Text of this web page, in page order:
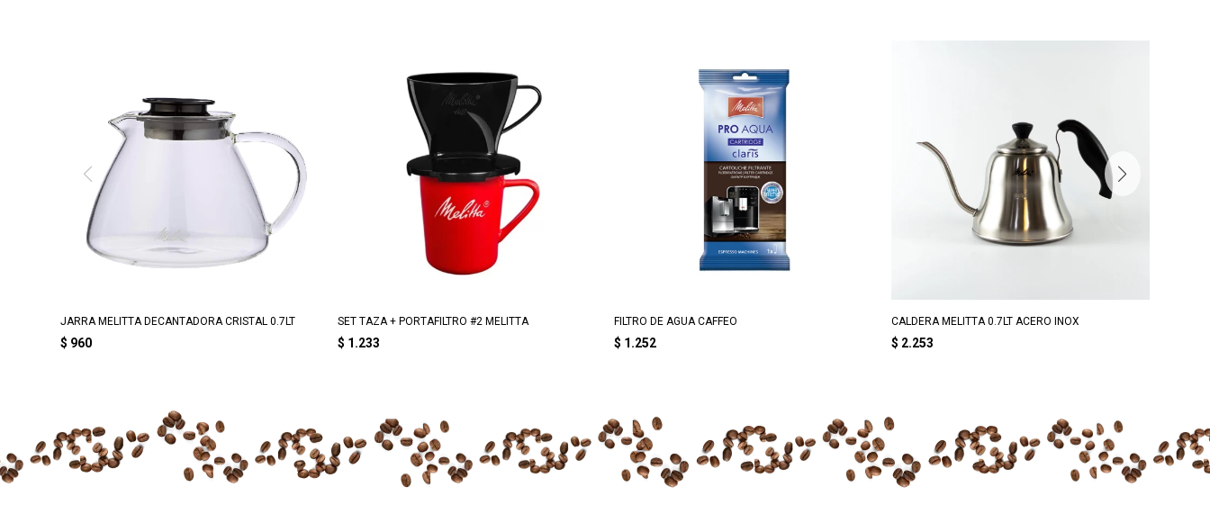
JARRA MELITTA DECANTADORA CRISTAL 0.7LT
$ 960
SET TAZA + PORTAFILTRO #2 MELITTA
$ 1.233
FILTRO DE AGUA CAFFEO
$ 1.252
CALDERA MELITTA 0.7LT ACERO INOX
$ 2.253